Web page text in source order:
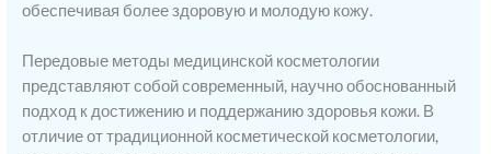
обеспечивая более здоровую и молодую кожу.
Передовые методы медицинской косметологии
представляют собой современный, научно обоснованный
подход к достижению и поддержанию здоровья кожи. В
отличие от традиционной косметической косметологии,